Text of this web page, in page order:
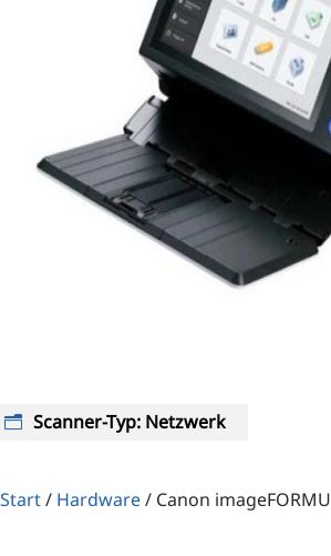
Scanner-Typ: Netzwerk
Start/ Hardware/ Canon